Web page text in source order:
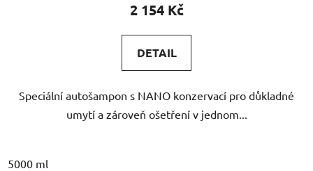
5,0
z
hvězdiček.
2 154 Kč
DETAIL
Speciální autošampon s NANO konzervací pro důkladné
umytí a zároveň ošetření v jednom...
5000 ml